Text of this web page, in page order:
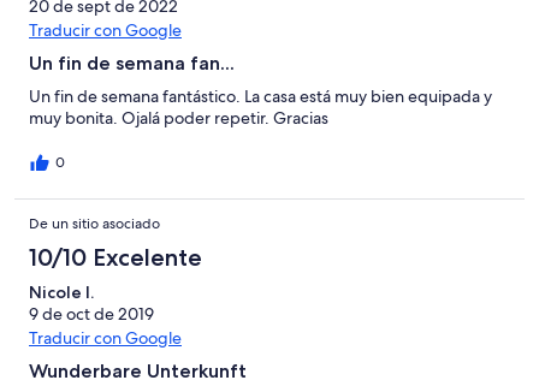
20 de sept de 2022
Traducir con Google
Un fin de semana fan...
Un fin de semana fantástico. La casa está muy bien equipada y
muy bonita. Ojalá poder repetir. Gracias
0
De un sitio asociado
10/10 Excelente
Nicole I.
9 de oct de 2019
Traducir con Google
Wunderbare Unterkunft